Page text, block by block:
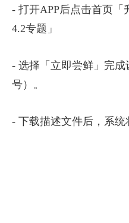
- 打开APP后点击首页「
4.2专题」
- 选择「立即尝鲜」完
号）。
- 下载描述文件后，系统